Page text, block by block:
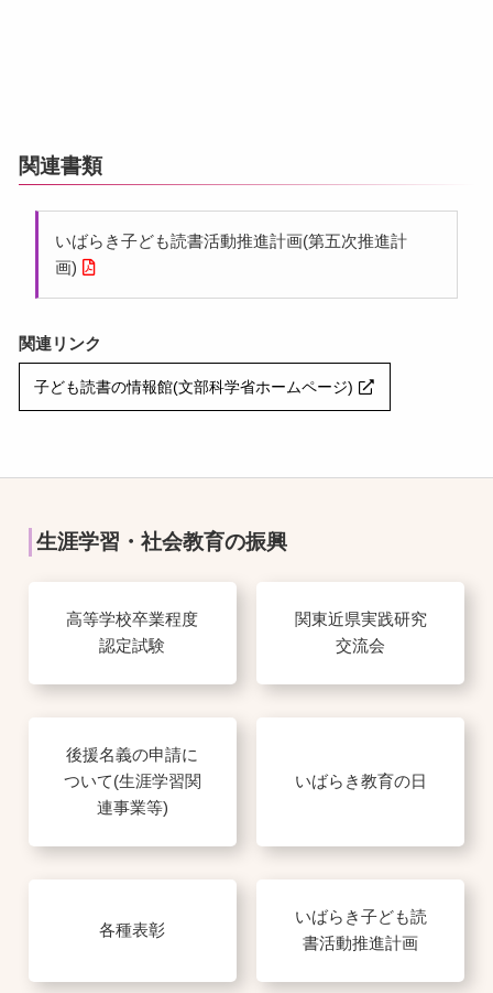
関連書類
いばらき子ども読書活動推進計画(第五次推進計
画)
関連リンク
子ども読書の情報館(文部科学省ホームページ)
生涯学習・社会教育の振興
高等学校卒業程度
認定試験
関東近県実践研究
交流会
後援名義の申請に
ついて(生涯学習関
連事業等)
いばらき教育の日
各種表彰
いばらき子ども読
書活動推進計画